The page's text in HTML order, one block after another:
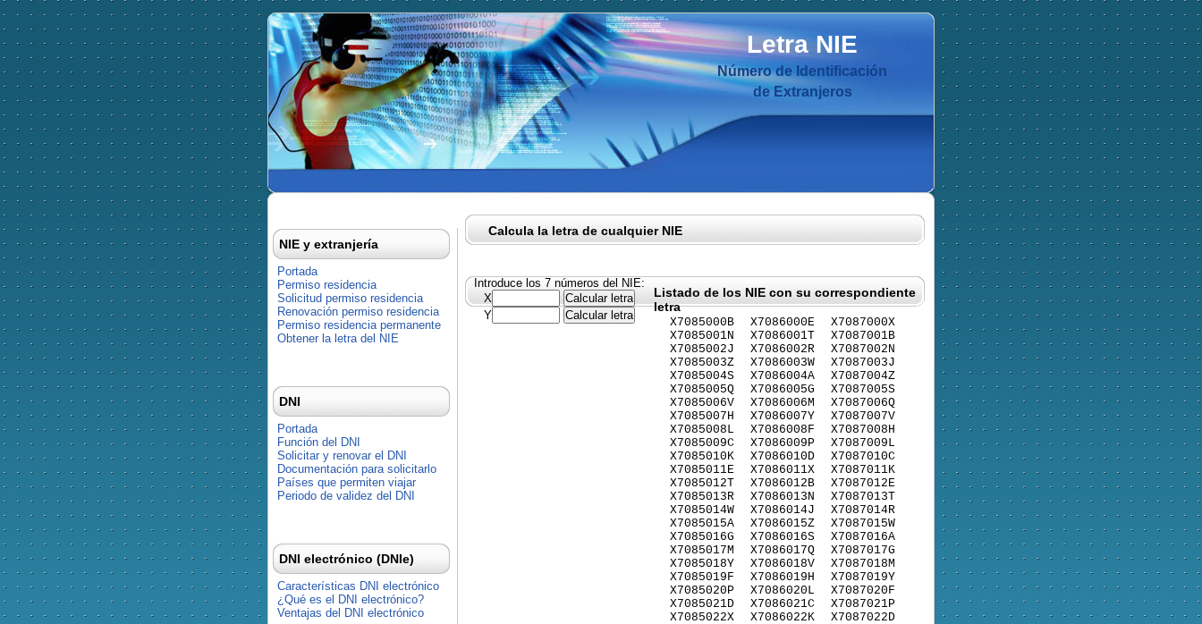
Letra NIE
Número de Identificación
de Extranjeros
Calcula la letra de cualquier NIE
Introduce los 7 números del NIE:
X
Y
Listado de los NIE con su correspondiente
letra
X7085000B
X7085001N
X7085002J
X7085003Z
X7085004S
X7085005Q
X7085006V
X7085007H
X7085008L
X7085009C
X7085010K
X7085011E
X7085012T
X7085013R
X7085014W
X7085015A
X7085016G
X7085017M
X7085018Y
X7085019F
X7085020P
X7085021D
X7085022X
X7086000E
X7086001T
X7086002R
X7086003W
X7086004A
X7086005G
X7086006M
X7086007Y
X7086008F
X7086009P
X7086010D
X7086011X
X7086012B
X7086013N
X7086014J
X7086015Z
X7086016S
X7086017Q
X7086018V
X7086019H
X7086020L
X7086021C
X7086022K
X7087000X
X7087001B
X7087002N
X7087003J
X7087004Z
X7087005S
X7087006Q
X7087007V
X7087008H
X7087009L
X7087010C
X7087011K
X7087012E
X7087013T
X7087014R
X7087015W
X7087016A
X7087017G
X7087018M
X7087019Y
X7087020F
X7087021P
X7087022D
NIE y extranjería
Portada
Permiso residencia
Solicitud permiso residencia
Renovación permiso residencia
Permiso residencia permanente
Obtener la letra del NIE
DNI
Portada
Función del DNI
Solicitar y renovar el DNI
Documentación para solicitarlo
Países que permiten viajar
Periodo de validez del DNI
DNI electrónico (DNIe)
Características DNI electrónico
¿Qué es el DNI electrónico?
Ventajas del DNI electrónico